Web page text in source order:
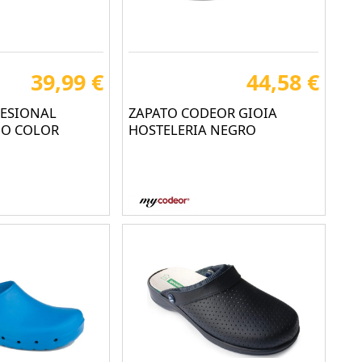
39,99 €
COLOR
44,58 €
ZAPATO CODEOR GIOIA
HOSTELERIA NEGRO